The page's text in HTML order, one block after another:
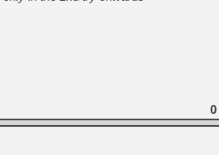
[LS] [PS5] ps5-y2jb-
[GK] Pourquoi Marvel
[GK] GTA 6 : Rockstar
[GK] Hot Wheels Infinite
[GK] Mémoire cash -
[GK] Résultats Nintendo :
[GK] Déjà des
0